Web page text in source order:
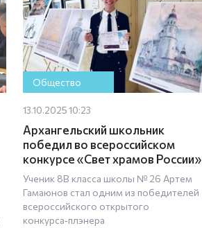
Общество
13.10.2025 10:23
Архангельский школьник
победил во всероссийском
конкурсе «Свет храмов России»
Ученик 8В класса школы № 26 Артем
Гамаюнов стал одним из победителей
всероссийского открытого
конкурса‑плэнера